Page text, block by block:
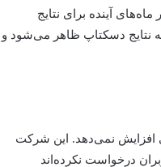
می‌شود و در ماه‌های آینده برای نتایج
نتایج دسکتاپ ظاهر می‌شود و
افزایش نمی‌دهد. این شرکت
درخواست نکرده‌اند